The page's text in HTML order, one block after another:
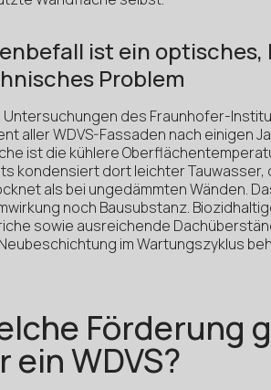
ist ein optisches,
Problem
Untersuchungen des Fraunhofer-
aller WDVS-Fassaden nach einigen
ist die kühlere
kondensiert dort leichter Tauwasser,
als bei ungedämmten Wänden.
noch Bausubstanz.
sowie ausreichende
im Wartungszyklus
Förderung
ein WDVS?